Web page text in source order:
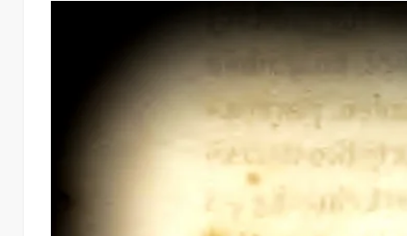
Facebook LinkedIn